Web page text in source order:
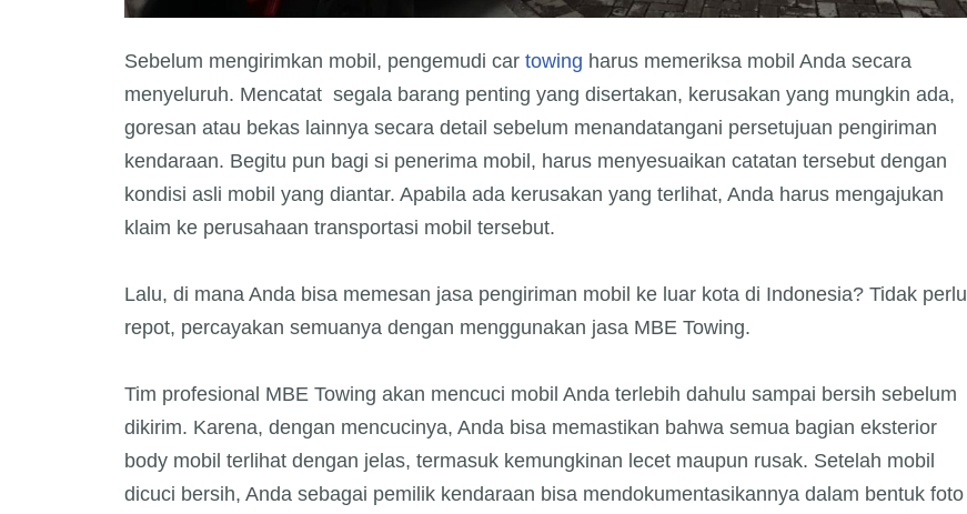
Sebelum mengirimkan mobil, pengemudi car towing harus memeriksa mobil Anda secara
menyeluruh. Mencatat segala barang penting yang disertakan, kerusakan yang mungkin ada,
goresan atau bekas lainnya secara detail sebelum menandatangani persetujuan pengiriman
kendaraan. Begitu pun bagi si penerima mobil, harus menyesuaikan catatan tersebut dengan
kondisi asli mobil yang diantar. Apabila ada kerusakan yang terlihat, Anda harus mengajukan
klaim ke perusahaan transportasi mobil tersebut.
Lalu, di mana Anda bisa memesan jasa pengiriman mobil ke luar kota di Indonesia? Tidak perlu
repot, percayakan semuanya dengan menggunakan jasa MBE Towing.
Tim profesional MBE Towing akan mencuci mobil Anda terlebih dahulu sampai bersih sebelum
dikirim. Karena, dengan mencucinya, Anda bisa memastikan bahwa semua bagian eksterior
body mobil terlihat dengan jelas, termasuk kemungkinan lecet maupun rusak. Setelah mobil
dicuci bersih, Anda sebagai pemilik kendaraan bisa mendokumentasikannya dalam bentuk foto